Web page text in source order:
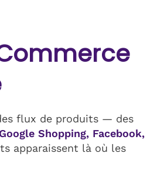
flux de produits — des
Shopping, Facebook,
apparaissent là où les